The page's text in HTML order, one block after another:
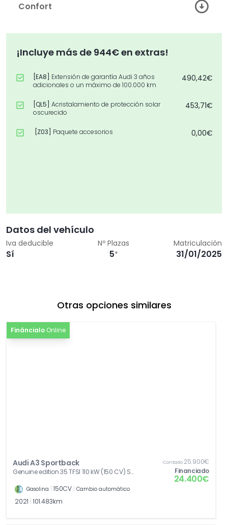
Confort
¡Incluye más de 944€ en extras!
[EA8]
Extensión de garantía Audi 3 años
adicionales o un máximo de 100.000 km
490,42€
[QL5] Acristalamiento de protección solar
oscurecido
453,71€
[Z03] Paquete accesorios 0,00€
Datos del vehículo
Iva deducible
Sí
Nº Plazas
5*
Matriculación
31/01/2025
Otras opciones similares
Fináncialo Online
Audi A3 Sportback
Genuine edition 35 TFSI 110 kW (150 CV) S
Contado25.900€
Financiado
24.400€
Gasolina 150CV Cambio automático
2021 101.483km